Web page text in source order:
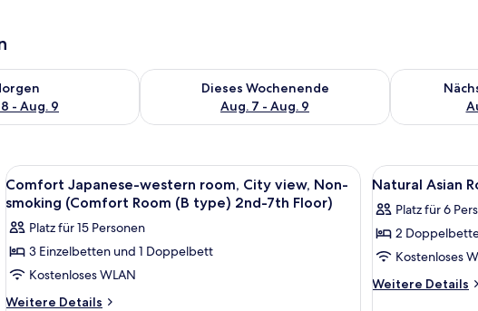
8.
- Aug. 9
für morgen, Aug. 8 - Aug. 9.
Dieses Wochenende
Aug. 7 - Aug. 9
Überprüfe die Verfügbarkeit für dieses Überprüfe
Alle
Fotos
für
Comfort
Japanese-
western
room,
1
Comfort Japanese-western room, City view, Non-
smoking (Comfort Room (B type) 2nd-7th Floor)
Platz für 15 Personen
3 Einzelbetten und 1 Doppelbett
Kostenloses WLAN
Weitere Details
Weitere
Alle
Fotos
für
Natural
Asian
Room
15
Natural Asian
Platz für 6
2
Kostenloses
Weitere Details
Weitere